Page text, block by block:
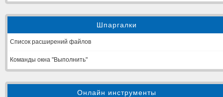
Шпаргалки
Список расширений файлов
Команды окна "Выполнить"
Онлайн инструменты